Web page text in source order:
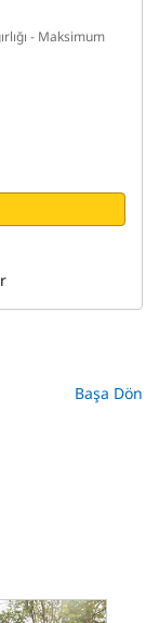
- Maksimum
Başa Dön